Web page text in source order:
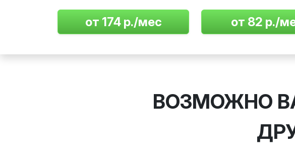
от 174 р./мес от 82 р./
ВОЗМОЖНО